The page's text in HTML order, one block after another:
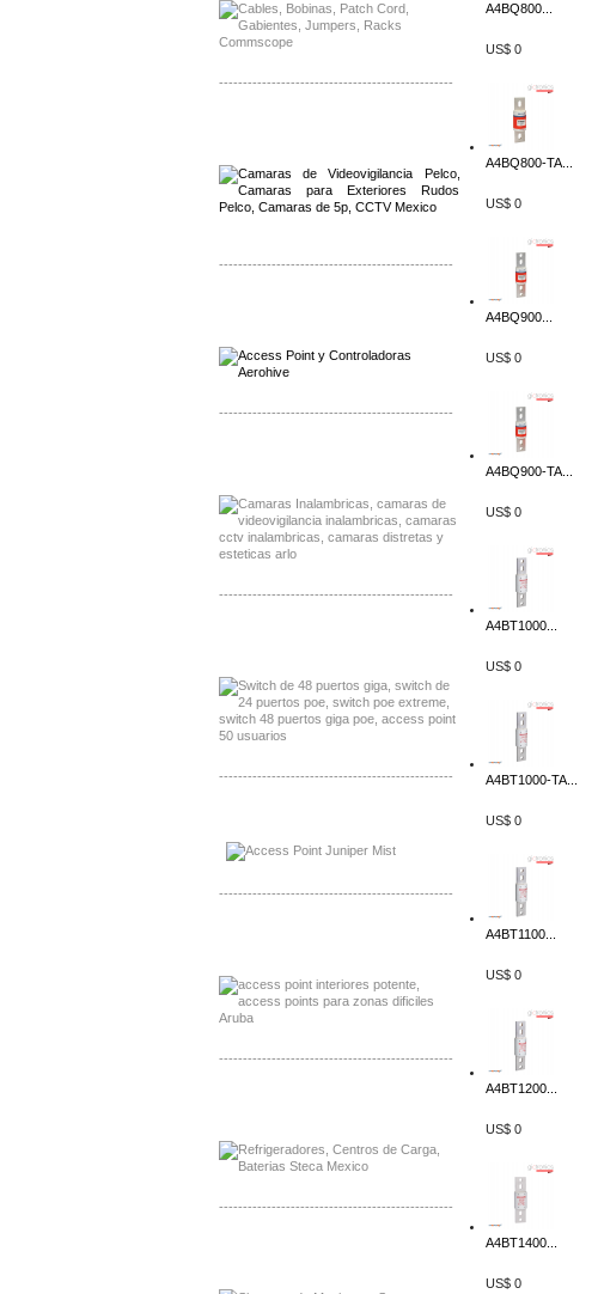
-------------------------------------------------
-------------------------------------------------
-------------------------------------------------
-------------------------------------------------
-------------------------------------------------
-------------------------------------------------
-------------------------------------------------
-------------------------------------------------
A4BQ800...
US$ 0
A4BQ800-TA...
US$ 0
A4BQ900...
US$ 0
A4BQ900-TA...
US$ 0
A4BT1000...
US$ 0
A4BT1000-TA...
US$ 0
A4BT1100...
US$ 0
A4BT1200...
US$ 0
A4BT1400...
US$ 0